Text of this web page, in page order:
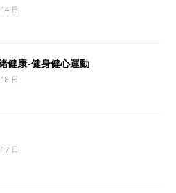
日
健康-健身健心運動
日
日